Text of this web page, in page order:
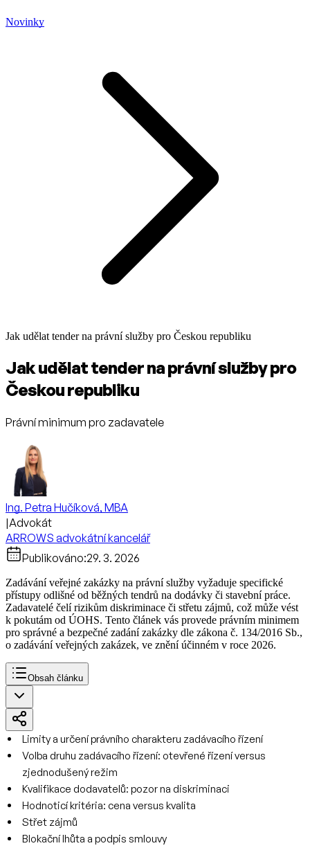
Novinky
Jak udělat tender na právní služby pro Českou republiku
Jak udělat tender na právní služby pro
Českou republiku
Právní minimum pro zadavatele
Ing. Petra Hučíková, MBA
|Advokát
ARROWS advokátní kancelář
Publikováno:29. 3. 2026
Zadávání veřejné zakázky na právní služby vyžaduje specifické
přístupy odlišné od běžných tendrů na dodávky či stavební práce.
Zadavatelé čelí rizikům diskriminace či střetu zájmů, což může vést
k pokutám od ÚOHS. Tento článek vás provede právním minimem
pro správné a bezpečné zadání zakázky dle zákona č. 134/2016 Sb.,
o zadávání veřejných zakázek, ve znění účinném v roce 2026.
Obsah článku
Limity a určení právního charakteru zadávacího řízení
Volba druhu zadávacího řízení: otevřené řízení versus
zjednodušený režim
Kvalifikace dodavatelů: pozor na diskriminaci
Hodnoticí kritéria: cena versus kvalita
Střet zájmů
Blokační lhůta a podpis smlouvy